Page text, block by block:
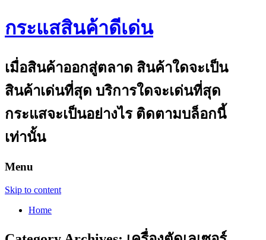
กระแสสินค้าดีเด่น
เมื่อสินค้าออกสู่ตลาด สินค้าใดจะเป็น
สินค้าเด่นที่สุด บริการใดจะเด่นที่สุด
กระแสจะเป็นอย่างไร ติดตามบล็อกนี้
เท่านั้น
Menu
Skip to content
Home